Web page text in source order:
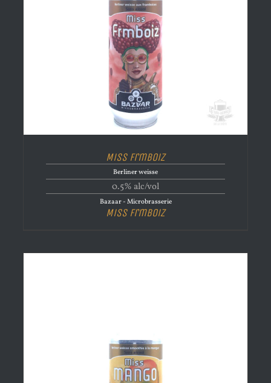
Miss Frmboiz
Berliner weisse
0.5% alc/vol
Bazaar - Microbrasserie
Miss Frmboiz